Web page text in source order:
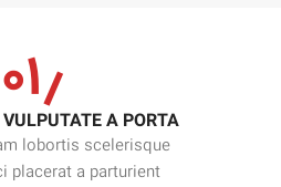
۰۱٫
VULPUTATE A PORTA
lobortis scelerisque
placerat a parturient